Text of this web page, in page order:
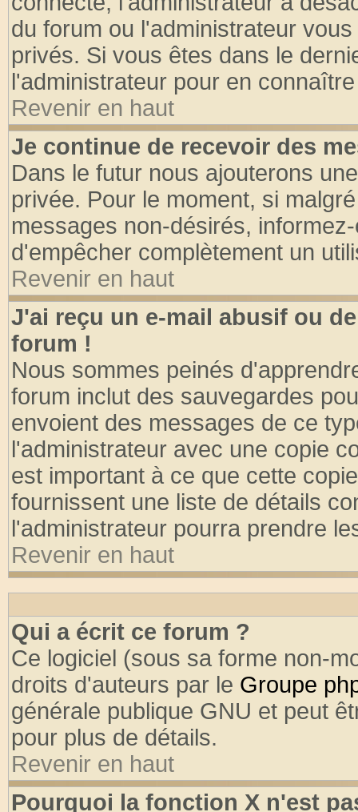
du forum ou l'administrateur
privés. Si vous êtes dans le
l'administrateur pour en
Revenir en haut
Je continue de recevoir des
Dans le futur nous ajouterons
privée. Pour le moment, si
messages non-désirés,
d'empêcher complètement un
Revenir en haut
J'ai reçu un e-mail abusif ou
forum !
Nous sommes peinés
forum inclut des sauvegardes
envoient des messages de ce
l'administrateur avec une copie
est important à ce que cette
fournissent une liste de détails
l'administrateur pourra prendre
Revenir en haut
Qui a écrit ce forum ?
Ce logiciel (sous sa forme non-
droits d'auteurs par le Groupe
générale publique GNU et peut
pour plus de détails.
Revenir en haut
Pourquoi la fonction X n'est